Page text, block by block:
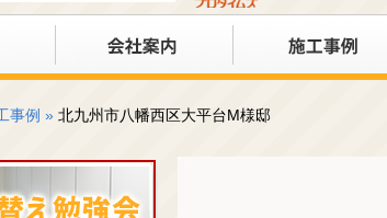
事例 » 北九州市八幡西区大平台M様邸